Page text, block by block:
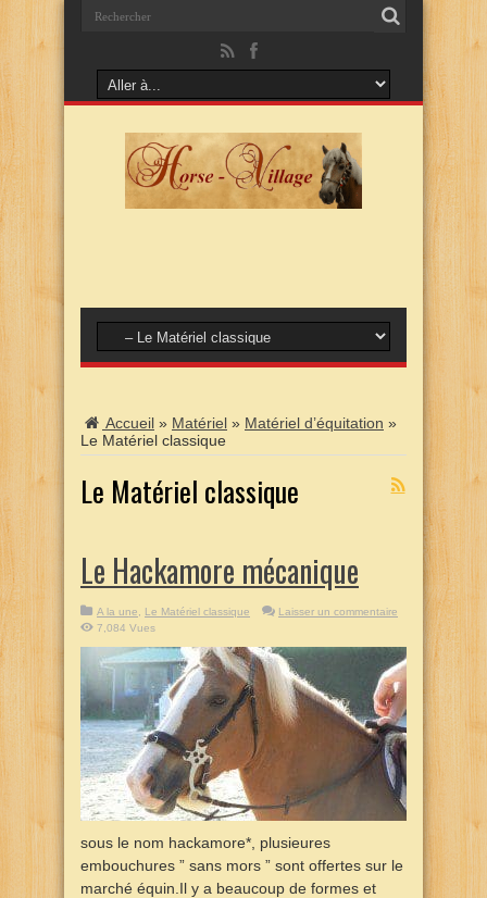
Accueil » Matériel » Matériel d’équitation »
Le Matériel classique
Le Matériel classique
Le Hackamore mécanique
A la une Le Matériel classique
Laisser un commentaire
7,084 Vues
sous le nom hackamore*, plusieures
embouchures ” sans mors ” sont offertes sur le
marché équin.Il y a beaucoup de formes et